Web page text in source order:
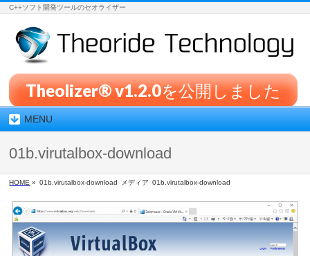
C++ソフト開発ツールのセオライザー
Theolizer® v1.2.0を公開しました
MENU
01b.virutalbox-download
HOME » 01b.virutalbox-download メディア 01b.virutalbox-download